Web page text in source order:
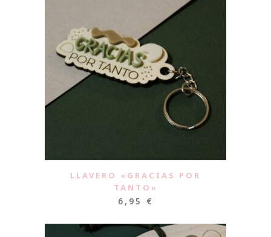
LLAVERO «GRACIAS POR
TANTO»
6,95 €